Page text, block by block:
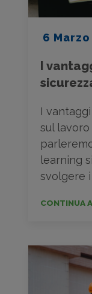
6 Marzo
I
I
sul
learning
svolgere i
CONTINUA